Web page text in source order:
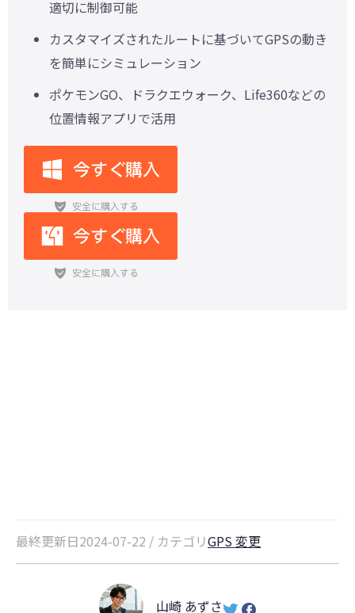
適切に制御可能
カスタマイズされたルートに基づいてGPSの動き
を簡単にシミュレーション
ポケモンGO、ドラクエウォーク、Life360などの
位置情報アプリで活用
最終更新日2024-07-22 / カテゴリGPS 変更
山崎 あずさ